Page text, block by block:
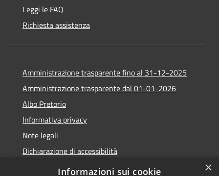
Leggi le FAQ
Richiesta assistenza
Amministrazione trasparente fino al 31-12-2025
Amministrazione trasparente dal 01-01-2026
Albo Pretorio
Informativa privacy
Note legali
Dichiarazione di accessibilità
×
Informazioni sui cookie